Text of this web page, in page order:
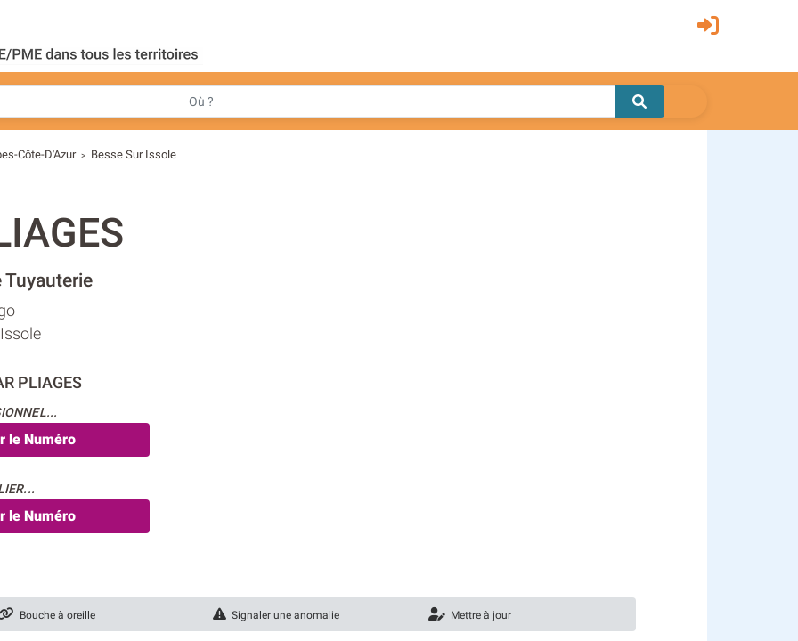
Côte-D'Azur > Besse Sur Issole
Tuyauterie
PLIAGES
le Numéro
le Numéro
Bouche à oreille Signaler une anomalie Mettre à jour